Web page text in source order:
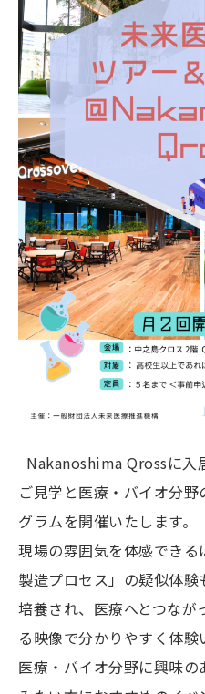
Nakanoshima Qrossに入
ご見学と医療・バイオ分
グラムを開催いたします。
現場の雰囲気を体感でき
製造プロセス」の疑似体
培養され、医療へとつなが
る映像で分かりやすく体験
医療・バイオ分野に興味